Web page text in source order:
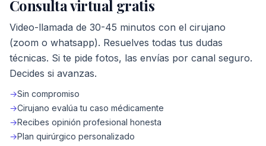
Consulta virtual gratis
Video-llamada de 30-45 minutos con el cirujano
(zoom o whatsapp). Resuelves todas tus dudas
técnicas. Si te pide fotos, las envías por canal seguro.
Decides si avanzas.
→Sin compromiso
→Cirujano evalúa tu caso médicamente
→Recibes opinión profesional honesta
→Plan quirúrgico personalizado